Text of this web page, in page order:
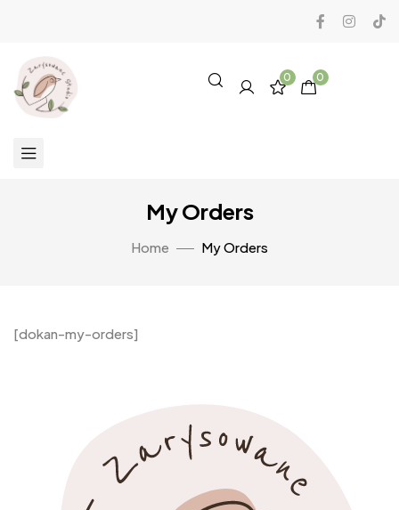
0 0
My Orders
Home My Orders
[dokan-my-orders]